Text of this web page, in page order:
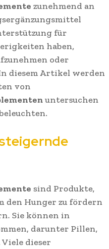
zunehmend an
für
haben,
oder
diesem Artikel werden
von
untersuchen
sind Produkte,
den Hunger zu fördern
Sie können in
darunter Pillen,
dieser